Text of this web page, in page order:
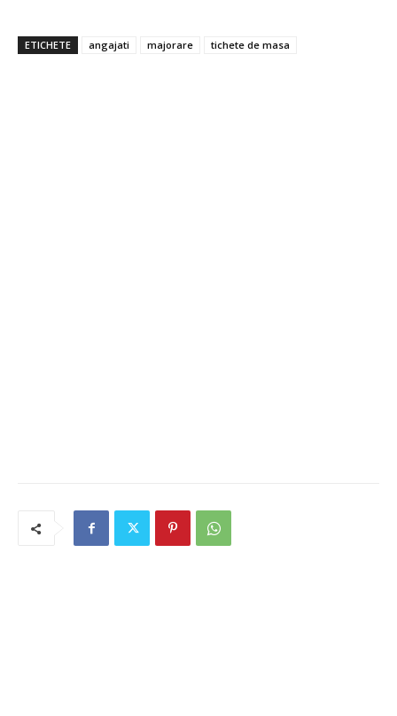
ETICHETE angajati majorare tichete de masa